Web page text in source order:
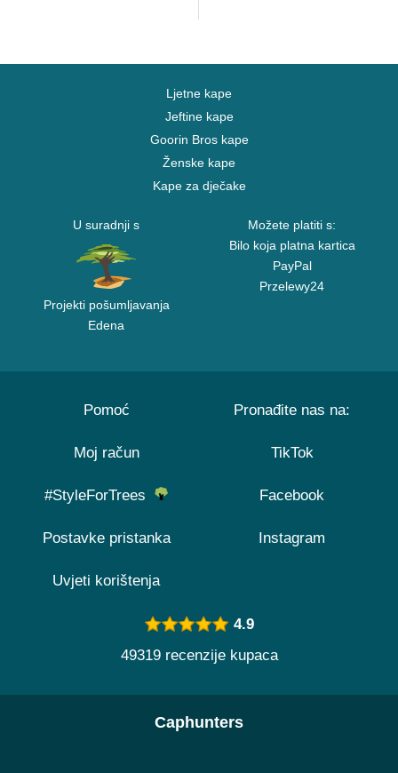
Ljetne kape
Jeftine kape
Goorin Bros kape
Ženske kape
Kape za dječake
U suradnji s
Projekti pošumljavanja
Edena
Možete platiti s:
Bilo koja platna kartica
PayPal
Przelewy24
Pomoć
Moj račun
#StyleForTrees
Postavke pristanka
Uvjeti korištenja
Pronađite nas na:
TikTok
Facebook
Instagram
4.9
49319 recenzije kupaca
Caphunters